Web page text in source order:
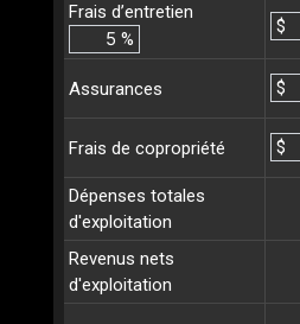
Frais d’entretien
%
$
Assurances $
Frais de copropriété $
Dépenses totales
d'exploitation
Revenus nets
d'exploitation